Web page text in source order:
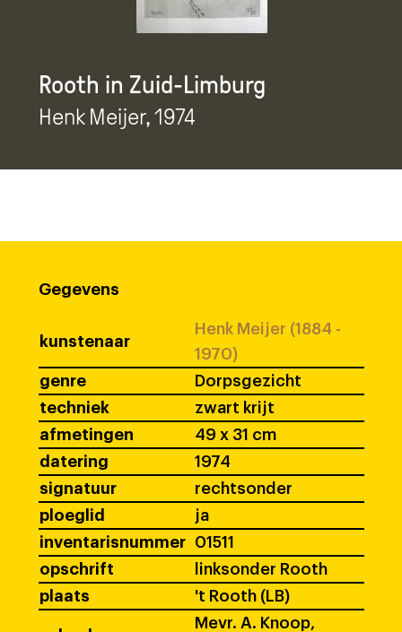
Rooth in Zuid-Limburg
Henk Meijer, 1974
Gegevens
kunstenaar
Henk Meijer (1884 -
1970)
genre
Dorpsgezicht
techniek
zwart krijt
afmetingen
49 x 31 cm
datering
1974
signatuur
rechtsonder
ploeglid
ja
inventarisnummer
01511
opschrift
linksonder Rooth
plaats
't Rooth (LB)
Mevr. A. Knoop,